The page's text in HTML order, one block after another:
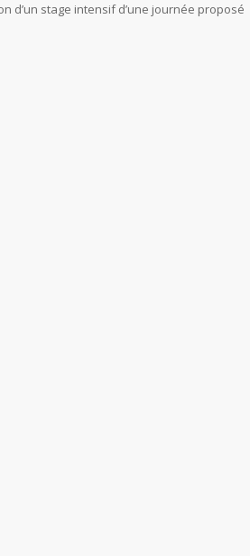
d’un stage intensif d’une journée proposé